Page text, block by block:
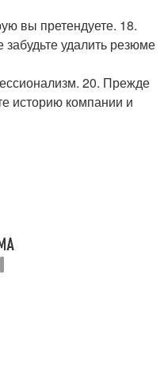
вы претендуете. 18.
удалить резюме
20. Прежде
историю компании и